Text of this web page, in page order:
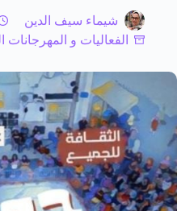
شيماء سيف الدين
الفعاليات و المهرجانات